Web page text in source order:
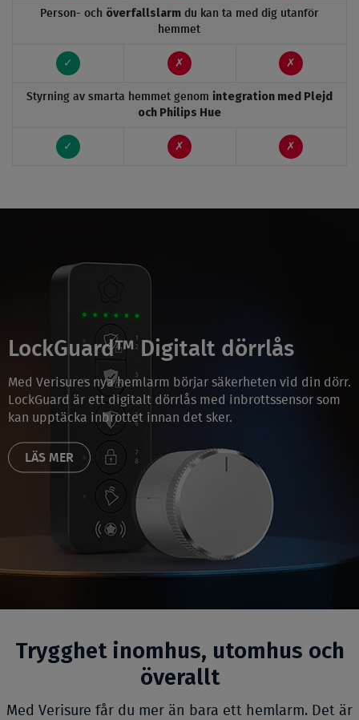
Person- och överfallslarmdu kan ta med dig utanför
hemmet
✓ ✗ ✗
Styrning av smarta hemmet genom integration med Plejd
och Philips Hue
✓ ✗ ✗
LockGuard™ Digitalt dörrlås
Med Verisures nya hemlarm börjar säkerheten vid din dörr.
LockGuard är ett digitalt dörrlås med inbrottssensor som
kan upptäcka inbrottet innan det sker.
LÄS MER
Trygghet inomhus, utomhus och
överallt
Med Verisure får du mer än bara ett hemlarm. Det är